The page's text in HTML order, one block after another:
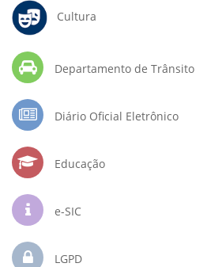
Cultura
Departamento de Trânsito
Diário Oficial Eletrônico
Educação
e-SIC
LGPD